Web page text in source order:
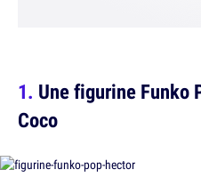
Une figurine Funko
Coco